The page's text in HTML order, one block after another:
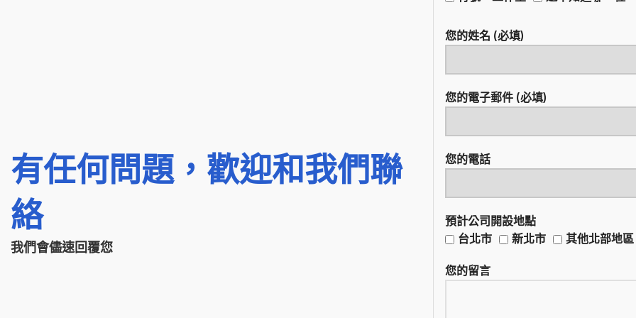
有任何問題，歡迎和我們聯
絡
我們會儘速回覆您
您的姓名 (必填)
您的電子郵件 (必填)
您的電話
預計公司開設地點
台北市
新北市 其他北部地區
您的留言